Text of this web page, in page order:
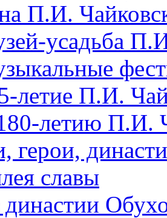
П.И.
усадьба
летие П.И.
летию П.И.
герои,
славы